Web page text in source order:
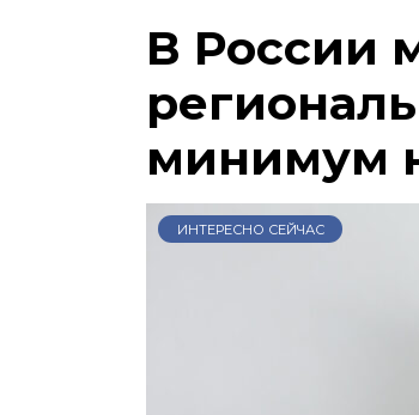
В России
минимум
ИНТЕРЕСНО СЕЙЧАС